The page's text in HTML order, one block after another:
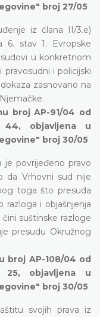
broj 27/05
iz člana II/3.e)
6. stav 1. Evropske
u konkretnom
i policijski
zasnovano na
broj AP-91/04 od
objavljena u
broj 30/05
je povrijeđeno pravo
da Vrhovni sud nije
toga što presuda
razloga i objašnjenja
suštinske razloge
presudu Okružnog
broj AP-108/04 od
objavljena u
broj 30/05
svojih prava iz